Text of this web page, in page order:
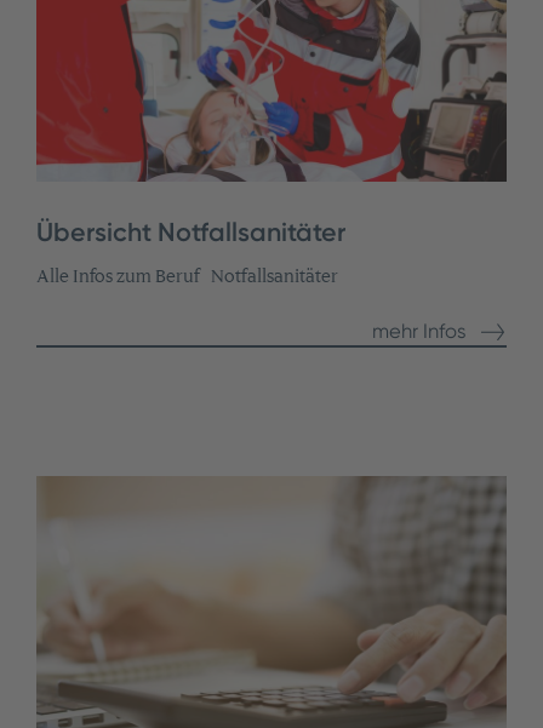
Übersicht Notfallsanitäter
Alle Infos zum Beruf Notfallsanitäter
mehr Infos